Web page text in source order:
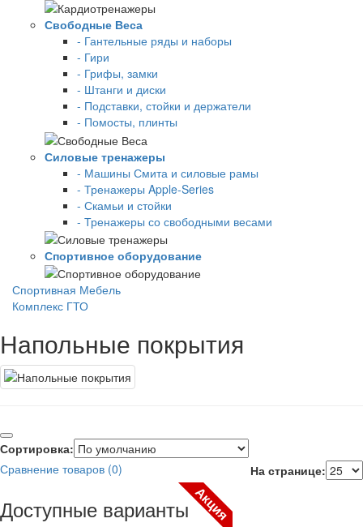
Свободные Веса
- Гантельные ряды и наборы
- Гири
- Грифы, замки
- Штанги и диски
- Подставки, стойки и держатели
- Помосты, плинты
Силовые тренажеры
- Машины Смита и силовые рамы
- Тренажеры Apple-Series
- Скамьи и стойки
- Тренажеры со свободными весами
Спортивное оборудование
Спортивная Мебель
Комплекс ГТО
Напольные покрытия
Сортировка:
На странице:
Сравнение товаров (0)
Доступные вариантыАкция